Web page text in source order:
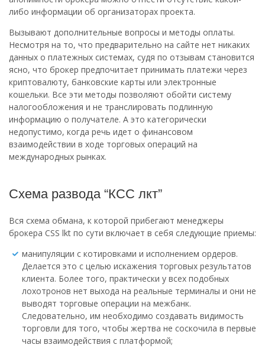
либо информации об организаторах проекта.
Вызывают дополнительные вопросы и методы оплаты.
Несмотря на то, что предварительно на сайте нет никаких
данных о платежных системах, судя по отзывам становится
ясно, что брокер предпочитает принимать платежи через
криптовалюту, банковские карты или электронные
кошельки. Все эти методы позволяют обойти систему
налогообложения и не транслировать подлинную
информацию о получателе. А это категорически
недопустимо, когда речь идет о финансовом
взаимодействии в ходе торговых операций на
международных рынках.
Схема развода “КСС лкт”
Вся схема обмана, к которой прибегают менеджеры
брокера CSS lkt по сути включает в себя следующие приемы:
манипуляции с котировками и исполнением ордеров.
Делается это с целью искажения торговых результатов
клиента. Более того, практически у всех подобных
лохотронов нет выхода на реальные терминалы и они не
выводят торговые операции на межбанк.
Следовательно, им необходимо создавать видимость
торговли для того, чтобы жертва не соскочила в первые
часы взаимодействия с платформой;